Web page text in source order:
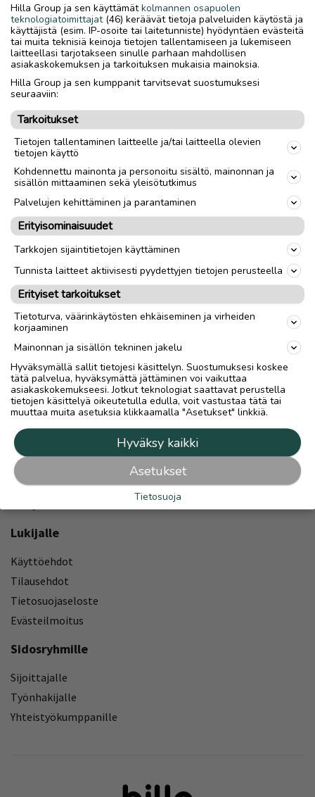
sodankyläläinen moottoripyöräkerho
tarjoaa kahvit Saariselälle Jänkhällä
Jytisee -tapahtumaan ajaville
motoristeille
AJANKOHTAISTA 18.8.2023 | Päivitetty 21.8.2023
Takaisin ylös
Hilla Group Oyj
Rantakatu 10 / PL 45
67101 Kokkola
Puh: 020 750 4469
Tuottajan yhteystiedot
Medianvapausasetus
Tietosuojalauseke
Tietosuojakuvaus
Tietosuoja-asetukset
Mainostajalle
Mainostajalle
Mediatiedot
Lukijalle
Käyttöehdot
Tilausehdot
Tietosuojaseloste
Evästeilmoitus
Sidosryhmille
Sijoittajalle
Työnhakijalle
Yhteistyökumppanille
Hilla Group ja sen käyttämätkolmannen osapuolen
teknologiatoimittajat(46) keräävät tietoja palveluiden käytöstä ja
käyttäjistä (esim. IP-osoite tai laitetunniste) hyödyntäen evästeitä
tai muita teknisiä keinoja tietojen tallentamiseen ja lukemiseen
laitteellasi tarjotakseen sinulle parhaan mahdollisen
asiakaskokemuksen ja tarkoituksen mukaisia mainoksia.
Hilla Group ja sen kumppanit tarvitsevat suostumuksesi
seuraaviin:
Tarkoitukset
Tietojen tallentaminen laitteelle ja/tai laitteella olevien
tietojen käyttö
Kohdennettu mainonta ja personoitu sisältö, mainonnan ja
sisällön mittaaminen sekä yleisötutkimus
Palvelujen kehittäminen ja parantaminen
Erityisominaisuudet
Tarkkojen sijaintitietojen käyttäminen
Tunnista laitteet aktiivisesti pyydettyjen tietojen perusteella
Erityiset tarkoitukset
Tietoturva, väärinkäytösten ehkäiseminen ja virheiden
korjaaminen
Mainonnan ja sisällön tekninen jakelu
Hyväksymällä sallit tietojesi käsittelyn. Suostumuksesi koskee
tätä palvelua, hyväksymättä jättäminen voi vaikuttaa
asiakaskokemukseesi. Jotkut teknologiat saattavat perustella
tietojen käsittelyä oikeutetulla edulla, voit vastustaa tätä tai
muuttaa muita asetuksia klikkaamalla "Asetukset" linkkiä.
Hyväksy kaikki
Asetukset
Tietosuoja